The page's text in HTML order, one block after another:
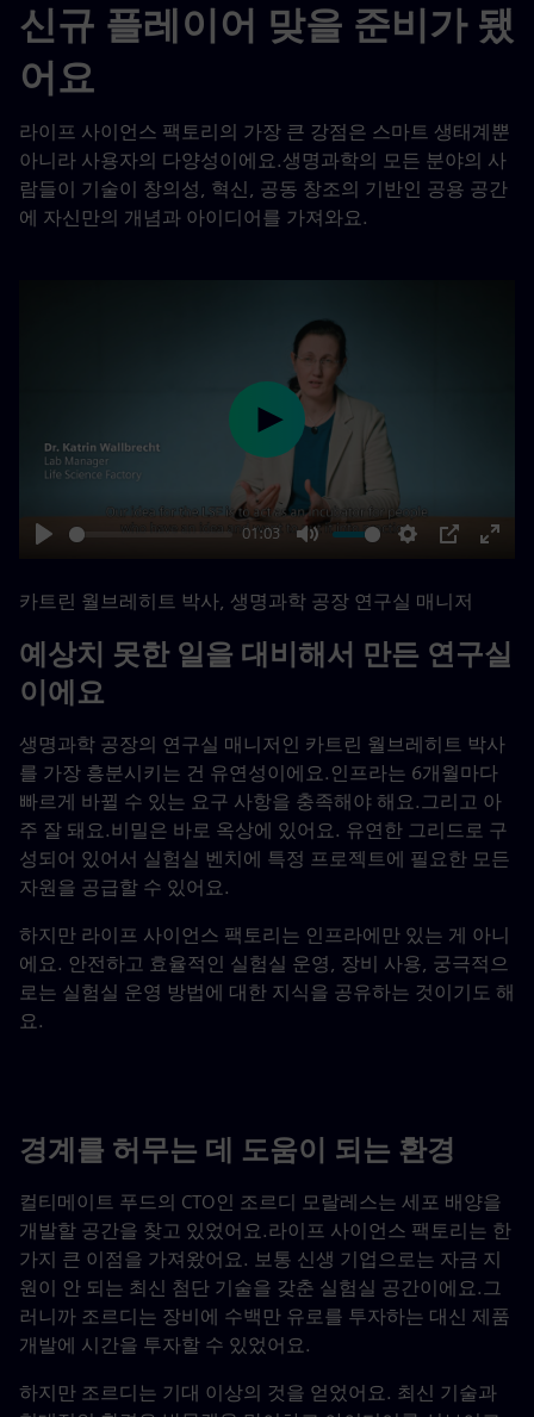
신규 플레이어 맞을 준비가 됐
어요
라이프 사이언스 팩토리의 가장 큰 강점은 스마트 생태계뿐
아니라 사용자의 다양성이에요.생명과학의 모든 분야의 사
람들이 기술이 창의성, 혁신, 공동 창조의 기반인 공용 공간
에 자신만의 개념과 아이디어를 가져와요.
01:03
Play
카트린 월브레히트 박사, 생명과학 공장 연구실 매니저
예상치 못한 일을 대비해서 만든 연구실
이에요
생명과학 공장의 연구실 매니저인 카트린 월브레히트 박사
를 가장 흥분시키는 건 유연성이에요.인프라는 6개월마다
빠르게 바뀔 수 있는 요구 사항을 충족해야 해요.그리고 아
주 잘 돼요.비밀은 바로 옥상에 있어요. 유연한 그리드로 구
성되어 있어서 실험실 벤치에 특정 프로젝트에 필요한 모든
자원을 공급할 수 있어요.
하지만 라이프 사이언스 팩토리는 인프라에만 있는 게 아니
에요. 안전하고 효율적인 실험실 운영, 장비 사용, 궁극적으
로는 실험실 운영 방법에 대한 지식을 공유하는 것이기도 해
요.
경계를 허무는 데 도움이 되는 환경
컬티메이트 푸드의 CTO인 조르디 모랄레스는 세포 배양을
개발할 공간을 찾고 있었어요.라이프 사이언스 팩토리는 한
가지 큰 이점을 가져왔어요. 보통 신생 기업으로는 자금 지
원이 안 되는 최신 첨단 기술을 갖춘 실험실 공간이에요.그
러니까 조르디는 장비에 수백만 유로를 투자하는 대신 제품
개발에 시간을 투자할 수 있었어요.
하지만 조르디는 기대 이상의 것을 얻었어요. 최신 기술과